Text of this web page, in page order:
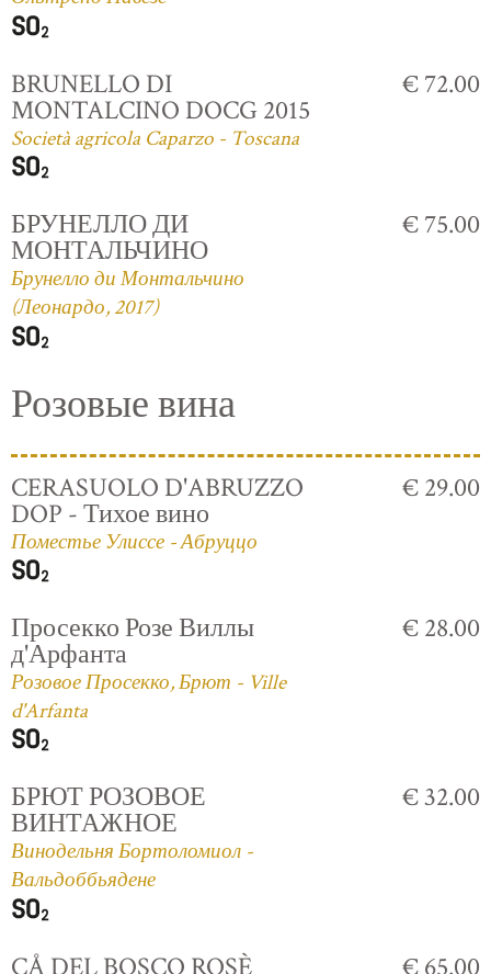
BRUNELLO DI
MONTALCINO DOCG 2015
Società agricola Caparzo - Toscana
€ 72.00
БРУНЕЛЛО ДИ
МОНТАЛЬЧИНО
Брунелло ди Монтальчино
(Леонардо, 2017)
€ 75.00
Розовые вина
CERASUOLO D'ABRUZZO
DOP - Тихое вино
Поместье Улиссе - Абруццо
€ 29.00
Просекко Розе Виллы
д'Арфанта
Розовое Просекко, Брют - Ville
d'Arfanta
€ 28.00
БРЮТ РОЗОВОЕ
ВИНТАЖНОЕ
Винодельня Бортоломиол -
Вальдоббьядене
€ 32.00
CÅ DEL BOSCO ROSÈ € 65.00